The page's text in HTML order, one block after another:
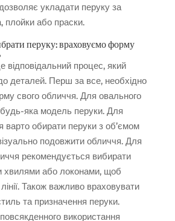
укладати перуку за
плойки або праски.
перуку: враховуємо форму
відповідальний процес, який
деталей. Перш за все, необхідно
свого обличчя. Для овального
будь-яка модель перуки. Для
варто обирати перуки з об’ємом
подовжити обличчя. Для
рекомендується вибирати
хвилями або локонами, щоб
лінії. Також важливо враховувати
та призначення перуки.
використання